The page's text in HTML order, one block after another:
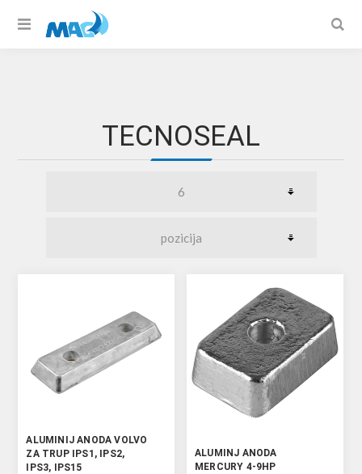
TECNOSEAL
ALUMINIJ ANODA VOLVO
ZA TRUP IPS1, IPS2,
IPS3, IPS15
ALUMINJ ANODA
MERCURY 4-9HP